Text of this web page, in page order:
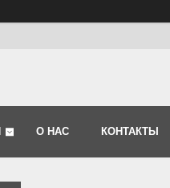
О НАС КОНТАКТЫ